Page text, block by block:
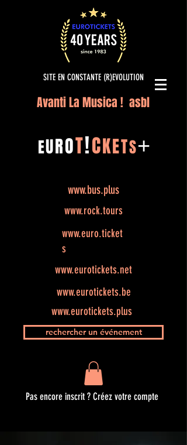
SITE EN CONSTANTE (R)EVOLUTION
Avanti La Musica ! asbl
EUROT!CKETS+
www.bus.plus
www.rock.tours
www.euro.ticket
s
www.eurotickets.net
www.eurotickets.be
www.eurotickets.plus
rechercher un événement
Pas encore inscrit ? Créez votre compte